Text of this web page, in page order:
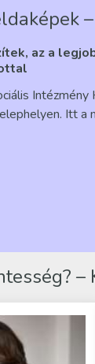
az a
Intézmény
Itt a